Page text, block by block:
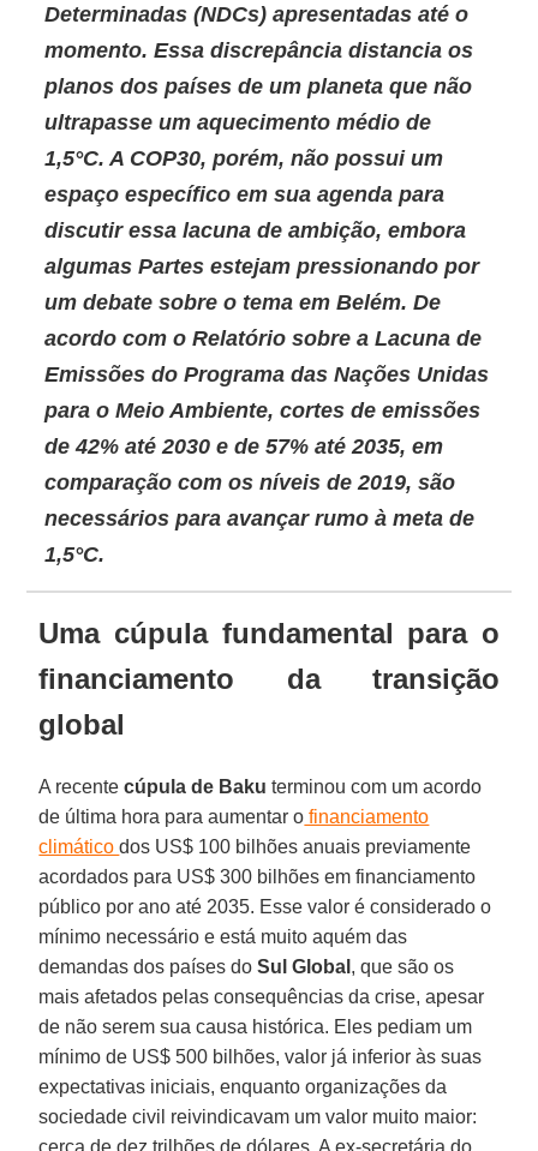
Determinadas (NDCs) apresentadas até o
momento. Essa discrepância distancia os
planos dos países de um planeta que não
ultrapasse um aquecimento médio de
1,5°C. A COP30, porém, não possui um
espaço específico em sua agenda para
discutir essa lacuna de ambição, embora
algumas Partes estejam pressionando por
um debate sobre o tema em Belém. De
acordo com o Relatório sobre a Lacuna de
Emissões do Programa das Nações Unidas
para o Meio Ambiente, cortes de emissões
de 42% até 2030 e de 57% até 2035, em
comparação com os níveis de 2019, são
necessários para avançar rumo à meta de
1,5°C.
Uma cúpula fundamental para o
financiamento da transição
global
A recentecúpula de Baku terminou com um acordo
de última hora para aumentar o financiamento
climáticodos US$ 100 bilhões anuais previamente
acordados para US$ 300 bilhões em financiamento
público por ano até 2035. Esse valor é considerado o
mínimo necessário e está muito aquém das
demandas dos países doSul Global , que são os
mais afetados pelas consequências da crise, apesar
de não serem sua causa histórica. Eles pediam um
mínimo de US$ 500 bilhões, valor já inferior às suas
expectativas iniciais, enquanto organizações da
sociedade civil reivindicavam um valor muito maior:
cerca de dez trilhões de dólares. A ex-secretária do